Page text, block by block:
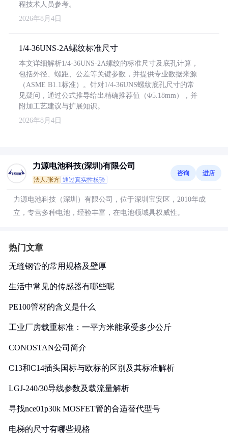
程技术人员参考。
2026年8月4日
1/4-36UNS-2A螺纹标准尺寸
本文详细解析1/4-36UNS-2A螺纹的标准尺寸及底孔计算，
包括外径、螺距、公差等关键参数，并提供专业数据来源
（ASME B1.1标准）。针对1/4-36UNS螺纹底孔尺寸的常
见疑问，通过公式推导给出精确推荐值（Φ5.18mm），并
附加工艺建议与扩展知识。
2026年8月4日
力源电池科技(深圳)有限公司
法人:张方 通过真实性核验
咨询 进店
力源电池科技（深圳）有限公司，位于深圳宝安区，2010年成
立，专营多种电池，经验丰富，在电池领域具权威性。
热门文章
无缝钢管的常用规格及壁厚
生活中常见的传感器有哪些呢
PE100管材的含义是什么
工业厂房载重标准：一平方米能承受多少公斤
CONOSTAN公司简介
C13和C14插头国标与欧标的区别及其标准解析
LGJ-240/30导线参数及载流量解析
寻找nce01p30k MOSFET管的合适替代型号
电梯的尺寸有哪些规格